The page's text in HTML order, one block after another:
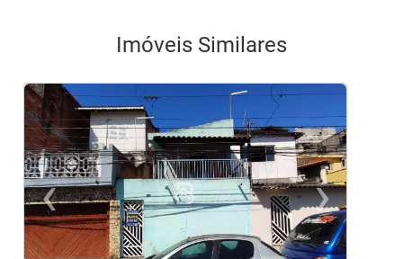
Imóveis Similares
‹
Previous
›